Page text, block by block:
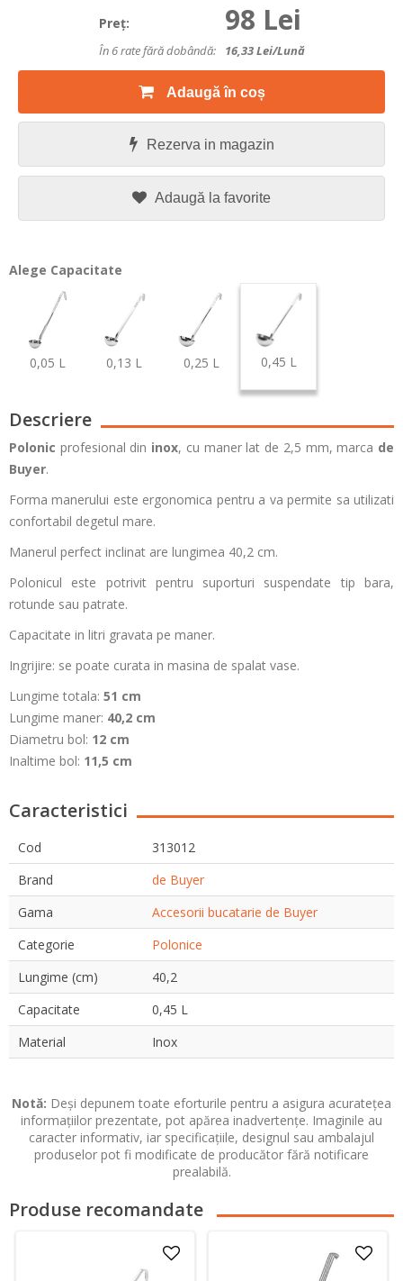
Preţ: 98 Lei
În 6 rate fără dobândă: 16,33Lei/lună
Adaugă în coș
Rezerva in magazin
Adaugă la favorite
Alege Capacitate
0,05 L 0,13 L 0,25 L 0,45 L
Descriere
Polonic profesional din inox, cu maner lat de 2,5 mm, marca de
Buyer.
Forma manerului este ergonomica pentru a va permite sa utilizati
confortabil degetul mare.
Manerul perfect inclinat are lungimea 40,2 cm.
Polonicul este potrivit pentru suporturi suspendate tip bara,
rotunde sau patrate.
Capacitate in litri gravata pe maner.
Ingrijire: se poate curata in masina de spalat vase.
Lungime totala: 51 cm
Lungime maner: 40,2 cm
Diametru bol: 12 cm
Inaltime bol: 11,5 cm
Caracteristici
Cod
313012
Brand
de Buyer
Gama
Accesorii bucatarie de Buyer
Categorie
Polonice
Lungime (cm)
40,2
Capacitate
0,45 L
Material
Inox
Notă: Deși depunem toate eforturile pentru a asigura acuratețea
informațiilor prezentate, pot apărea inadvertențe. Imaginile au
caracter informativ, iar specificațiile, designul sau ambalajul
produselor pot fi modificate de producător fără notificare
prealabilă.
Produse recomandate